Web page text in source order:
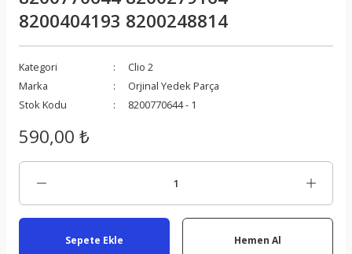
8200404193 8200248814
Kategori
Clio 2
Marka
Orjinal Yedek Parça
Stok Kodu
8200770644 - 1
590,00 ₺
Sepete Ekle Hemen Al